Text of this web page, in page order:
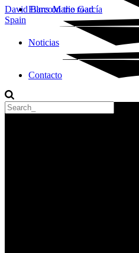
Films on the road
Noticias
Contacto
David BarcoMario García
Spain